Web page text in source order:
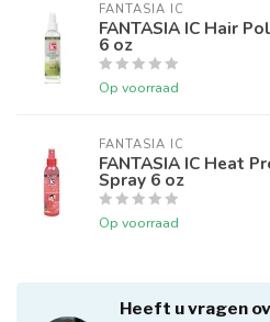
FANTASIA IC
FANTASIA IC Hair
6 oz
Op voorraad
FANTASIA IC
FANTASIA IC Heat
Spray 6 oz
Op voorraad
Heeft u vragen